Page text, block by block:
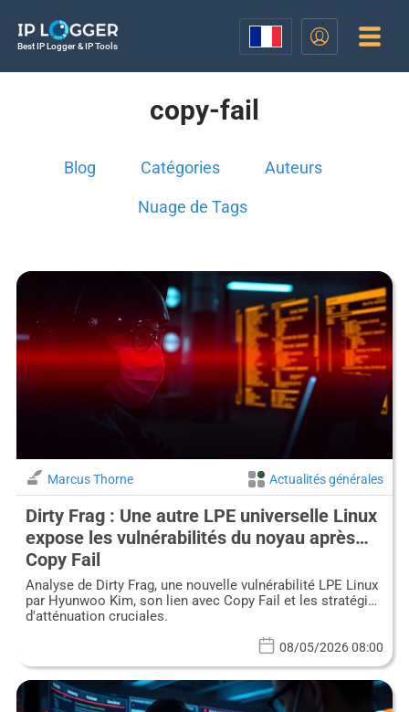
Best IP Logger & IP Tools
copy-fail
Blog Catégories Auteurs
Nuage de Tags
Marcus Thorne Actualités générales
Dirty Frag : Une autre LPE universelle Linux
expose les vulnérabilités du noyau après
Copy Fail
Analyse de Dirty Frag, une nouvelle vulnérabilité LPE Linux
par Hyunwoo Kim, son lien avec Copy Fail et les stratégies
d'atténuation cruciales.
08/05/2026 08:00